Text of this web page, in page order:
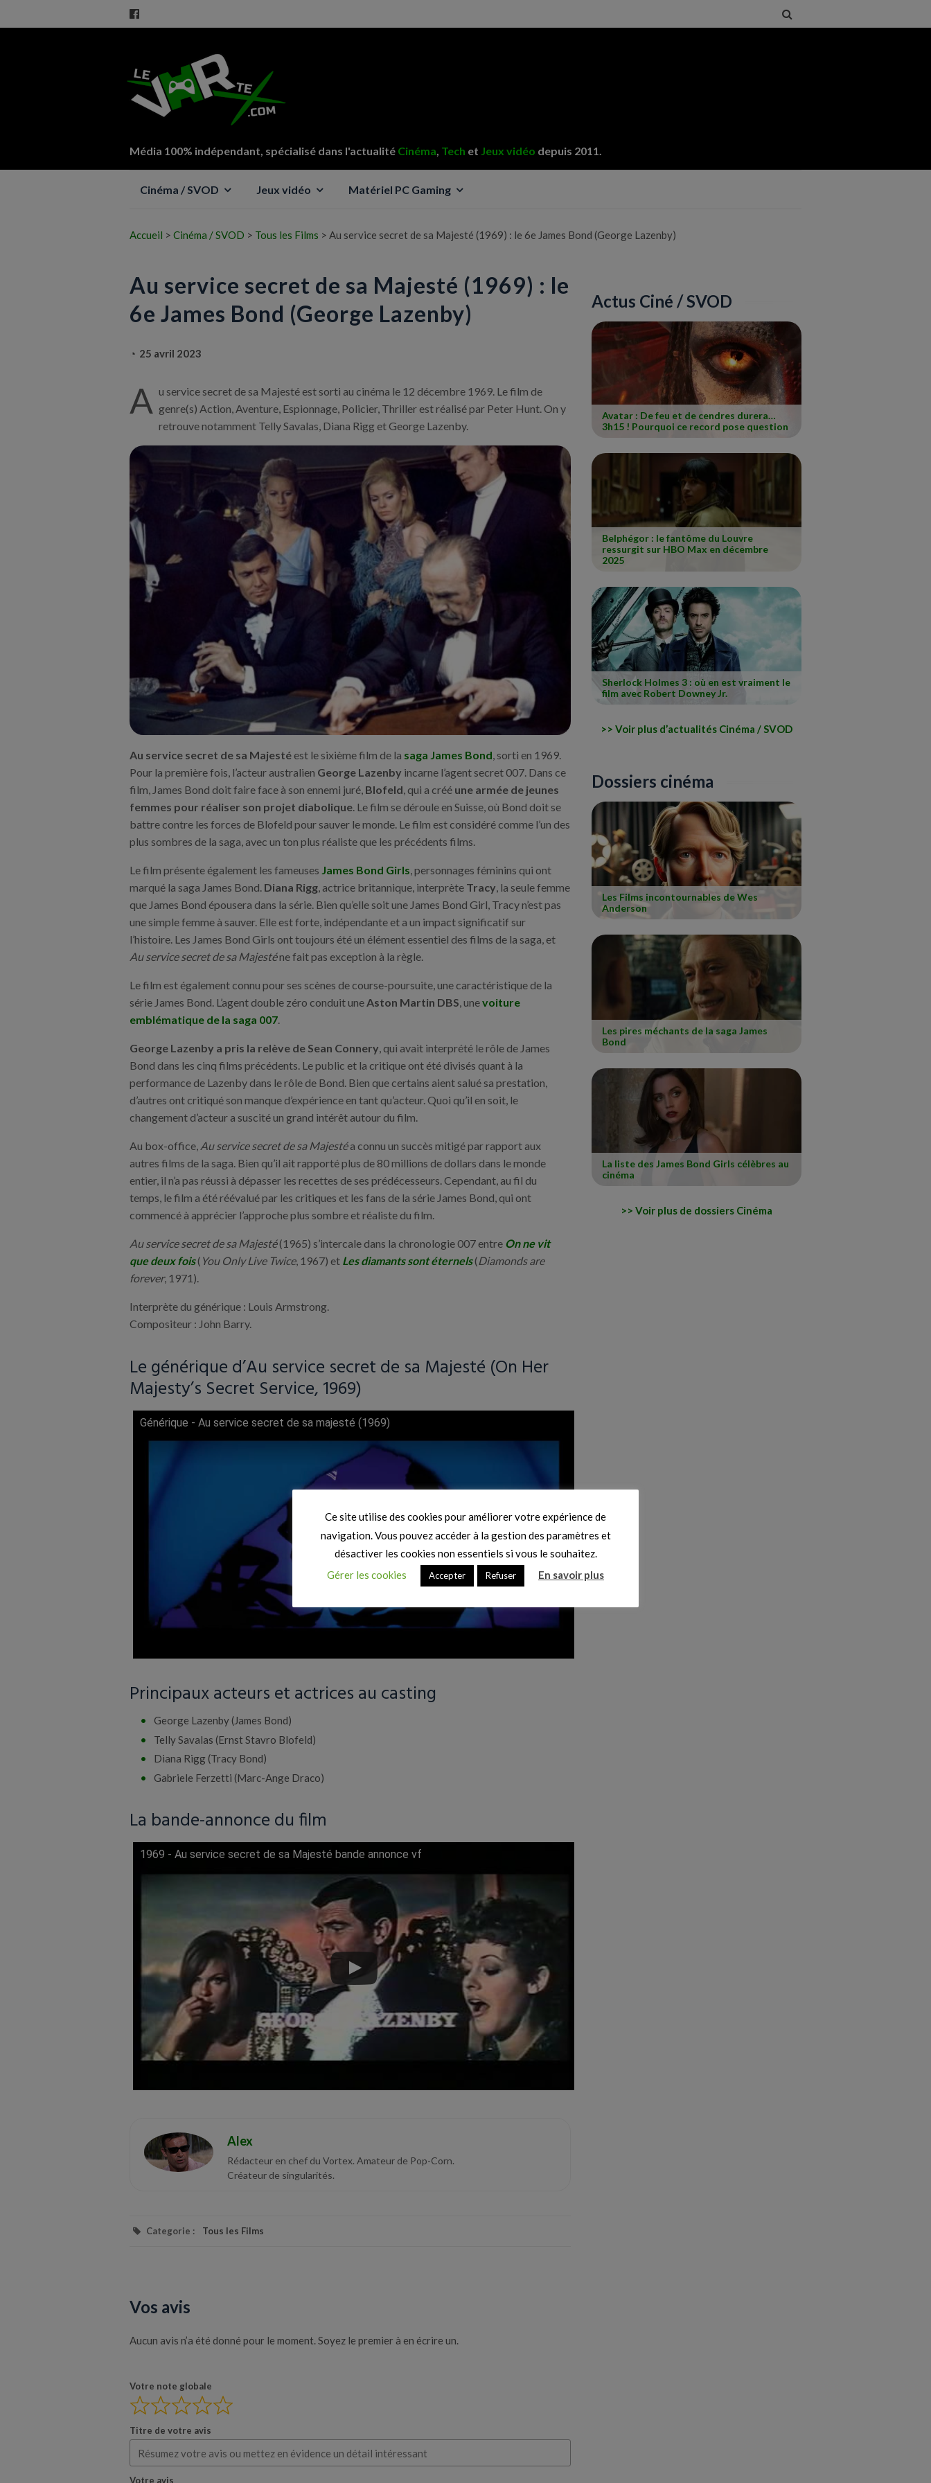
Média 100% indépendant, spécialisé dans l'actualité Cinéma, Tech et Jeux vidéo depuis 2011.
Cinéma / SVOD Jeux vidéo Matériel PC Gaming
Accueil > Cinéma / SVOD > Tous les Films > Au service secret de sa Majesté (1969) : le 6e James Bond (George Lazenby)
Au service secret de sa Majesté (1969) : le
6e James Bond (George Lazenby)
25 avril 2023
A u service secret de sa Majesté est sorti au cinéma le 12 décembre 1969. Le film de
genre(s) Action, Aventure, Espionnage, Policier, Thriller est réalisé par Peter Hunt. On y
retrouve notamment Telly Savalas, Diana Rigg et George Lazenby.
Au service secret de sa Majesté est le sixième film de la saga James Bond , sorti en 1969.
Pour la première fois, l’acteur australien George Lazenby incarne l’agent secret 007. Dans ce
film, James Bond doit faire face à son ennemi juré, Blofeld , qui a créé une armée de jeunes
femmes pour réaliser son projet diabolique . Le film se déroule en Suisse, où Bond doit se
battre contre les forces de Blofeld pour sauver le monde. Le film est considéré comme l’un des
plus sombres de la saga, avec un ton plus réaliste que les précédents films.
Le film présente également les fameuses James Bond Girls , personnages féminins qui ont
marqué la saga James Bond. Diana Rigg , actrice britannique, interprète Tracy , la seule femme
que James Bond épousera dans la série. Bien qu’elle soit une James Bond Girl, Tracy n’est pas
une simple femme à sauver. Elle est forte, indépendante et a un impact significatif sur
l’histoire. Les James Bond Girls ont toujours été un élément essentiel des films de la saga, et
Au service secret de sa Majesténe fait pas exception à la règle.
Le film est également connu pour ses scènes de course-poursuite, une caractéristique de la
série James Bond. L’agent double zéro conduit une Aston Martin DBS , unevoiture
emblématique de la saga 007
George Lazenby a pris la relève de Sean Connery , qui avait interprété le rôle de James
Bond dans les cinq films précédents. Le public et la critique ont été divisés quant à la
performance de Lazenby dans le rôle de Bond. Bien que certains aient salué sa prestation,
d’autres ont critiqué son manque d’expérience en tant qu’acteur. Quoi qu’il en soit, le
changement d’acteur a suscité un grand intérêt autour du film.
Au box-office, Au service secret de sa Majestéa connu un succès mitigé par rapport aux
autres films de la saga. Bien qu’il ait rapporté plus de 80 millions de dollars dans le monde
entier, il n’a pas réussi à dépasser les recettes de ses prédécesseurs. Cependant, au fil du
temps, le film a été réévalué par les critiques et les fans de la série James Bond, qui ont
commencé à apprécier l’approche plus sombre et réaliste du film.
Au service secret de sa Majesté(1965) s’intercale dans la chronologie 007 entre On ne vit
que deux fois( You Only Live Twice, 1967) et Les diamants sont éternels(Diamonds are
forever, 1971).
Interprète du générique : Louis Armstrong.
Compositeur : John Barry.
Le générique d’Au service secret de sa Majesté (On Her
Majesty’s Secret Service, 1969)
Générique - Au service secret de sa majesté (1969)
Principaux acteurs et actrices au casting
George Lazenby (James Bond)
Telly Savalas (Ernst Stavro Blofeld)
Diana Rigg (Tracy Bond)
Gabriele Ferzetti (Marc-Ange Draco)
La bande-annonce du film
1969 - Au service secret de sa Majesté bande annonce vf
Alex
Rédacteur en chef du Vortex. Amateur de Pop-Corn.
Créateur de singularités.
Categorie : Tous les Films
Vos avis
Aucun avis n’a été donné pour le moment. Soyez le premier à en écrire un.
Votre note globale
Titre de votre avis
Votre avis
Actus Ciné / SVOD
Avatar : De feu et de cendres durera…
3h15 ! Pourquoi ce record pose question
Belphégor : le fantôme du Louvre
ressurgit sur HBO Max en décembre
2025
Sherlock Holmes 3 : où en est vraiment le
film avec Robert Downey Jr.
Voir plus d’actualités Cinéma / SVOD
Dossiers cinéma
Les Films incontournables de Wes
Anderson
Les pires méchants de la saga James
Bond
La liste des James Bond Girls célèbres au
cinéma
Voir plus de dossiers Cinéma
Ce site utilise des cookies pour améliorer votre expérience de
navigation. Vous pouvez accéder à la gestion des paramètres et
désactiver les cookies non essentiels si vous le souhaitez.
Gérer les cookies
Accepter Refuser En savoir plus